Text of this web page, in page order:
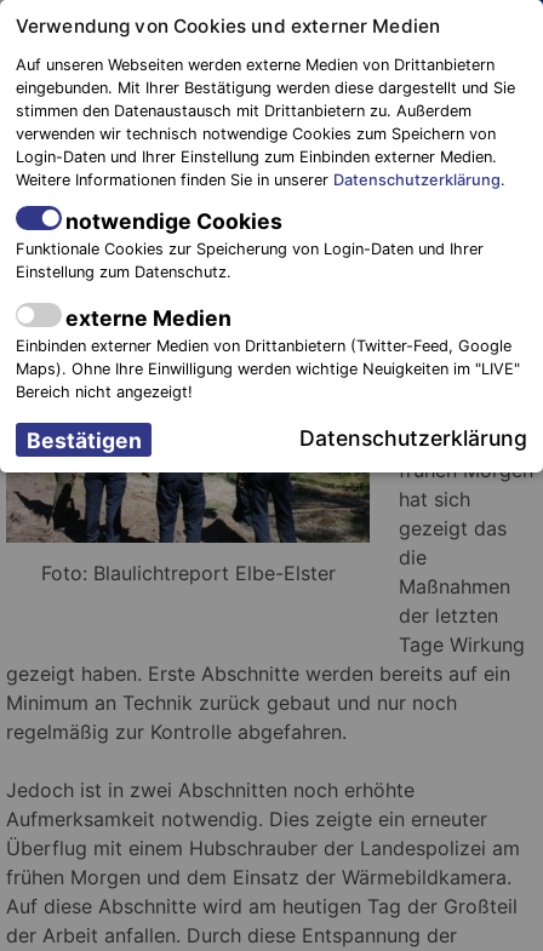
Springe
Inhalt
Blaulichtreport
Elbe-Elster
Großschadenslage in Elbe – Elster
(Tag 5)
2. Juni 2020 -Einsätze
Foto: Blaulichtreport Elbe-Elster
Hohenleipisch
entspannt sich
Nacht und am
frühen Morgen
hat sich
gezeigt das
die
Maßnahmen
der letzten
Tage Wirkung
gezeigt haben. Erste Abschnitte werden bereits auf ein
Minimum an Technik zurück gebaut und nur noch
regelmäßig zur Kontrolle abgefahren.
Jedoch ist in zwei Abschnitten noch erhöhte
Aufmerksamkeit notwendig. Dies zeigte ein erneuter
Überflug mit einem Hubschrauber der Landespolizei am
frühen Morgen und dem Einsatz der Wärmebildkamera.
Auf diese Abschnitte wird am heutigen Tag der Großteil
der Arbeit anfallen. Durch diese Entspannung der
Verwendung von Cookies und externer Medien
Auf unseren Webseiten werden externe Medien von Drittanbietern
eingebunden. Mit Ihrer Bestätigung werden diese dargestellt und Sie
stimmen den Datenaustausch mit Drittanbietern zu. Außerdem
verwenden wir technisch notwendige Cookies zum Speichern von
Login-Daten und Ihrer Einstellung zum Einbinden externer Medien.
Weitere Informationen finden Sie in unserer Datenschutzerklärung.
notwendige Cookies
Funktionale Cookies zur Speicherung von Login-Daten und Ihrer
Einstellung zum Datenschutz.
externe Medien
Einbinden externer Medien von Drittanbietern (Twitter-Feed, Google
Maps). Ohne Ihre Einwilligung werden wichtige Neuigkeiten im "LIVE"
Bereich nicht angezeigt!
Datenschutzerklärung